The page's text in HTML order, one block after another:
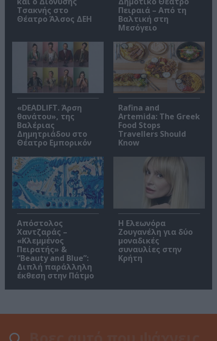
Τσακνής στο
Θέατρο Άλσος ΔΕΗ
Πειραιά – Από τη
Βαλτική στη
Μεσόγειο
«DEADLIFT. Άρση
θανάτου», της
Βαλέριας
Δημητριάδου στο
Θέατρο Εμπορικόν
Rafina and
Artemida: The Greek
Food Stops
Travellers Should
Know
Απόστολος
Χαντζαράς –
«Κλεμμένος
Πειρατής» &
“Beauty and Blue”:
Διπλή παράλληλη
έκθεση στην Πάτμο
Η Ελεωνόρα
Ζουγανέλη για δύο
μοναδικές
συναυλίες στην
Κρήτη